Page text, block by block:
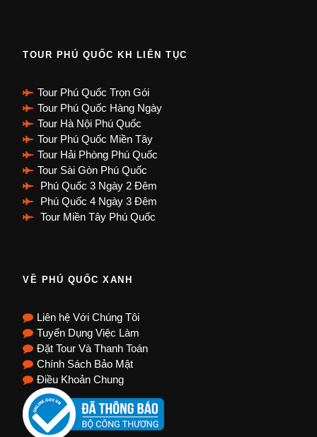
TOUR PHÚ QUỐC KH LIÊN TỤC
Tour Phú Quốc Trọn Gói
Tour Phú Quốc Hàng Ngày
Tour Hà Nội Phú Quốc
Tour Phú Quốc Miền Tây
Tour Hải Phòng Phú Quốc
Tour Sài Gòn Phú Quốc
Phú Quốc 3 Ngày 2 Đêm
Phú Quốc 4 Ngày 3 Đêm
Tour Miền Tây Phú Quốc
VỀ PHÚ QUỐC XANH
Liên hệ Với Chúng Tôi
Tuyển Dụng Việc Làm
Đặt Tour Và Thanh Toán
Chính Sách Bảo Mật
Điều Khoản Chung